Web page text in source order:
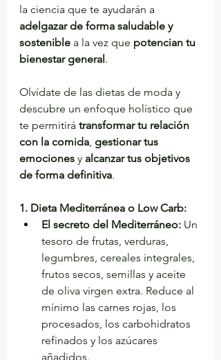
la ciencia que te ayudarán a
adelgazar de forma saludable y
sostenible a la vez que potencian tu
bienestar general.
Olvídate de las dietas de moda y
descubre un enfoque holístico que
te permitirá transformar tu relación
con la comida, gestionar tus
emociones y alcanzar tus objetivos
de forma definitiva.
1. Dieta Mediterránea o Low Carb:
El secreto del Mediterráneo: Un
tesoro de frutas, verduras,
legumbres, cereales integrales,
frutos secos, semillas y aceite
de oliva virgen extra. Reduce al
mínimo las carnes rojas, los
procesados, los carbohidratos
refinados y los azúcares
añadidos.